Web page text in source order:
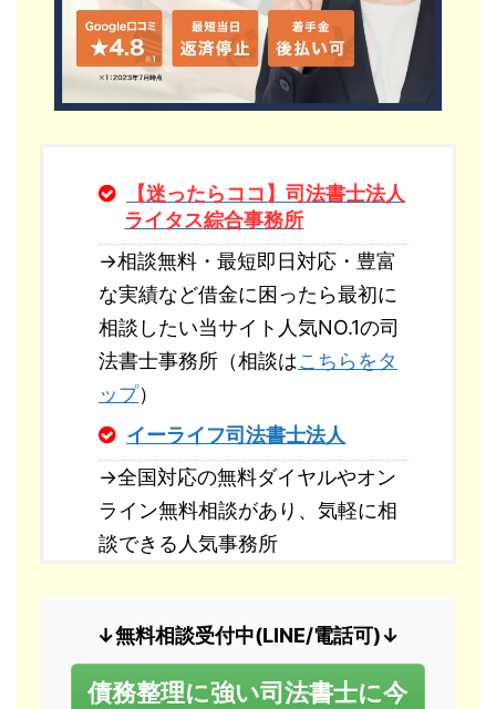
【迷ったらココ】司法書士法人
ライタス綜合事務所
→相談無料・最短即日対応・豊富
な実績など借金に困ったら最初に
相談したい当サイト人気NO.1の司
法書士事務所（相談はこちらをタ
ップ）
イーライフ司法書士法人
→全国対応の無料ダイヤルやオン
ライン無料相談があり、気軽に相
談できる人気事務所
↓無料相談受付中(LINE/電話可)↓
債務整理に強い司法書士に今